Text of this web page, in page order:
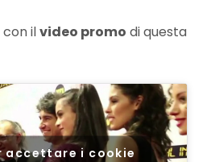
con ilvideo promo di questa
accettare i cookie